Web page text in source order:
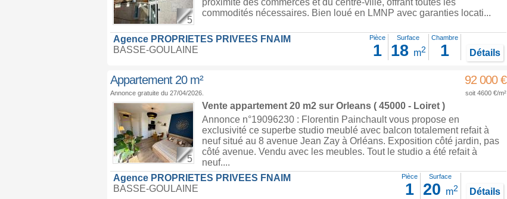
5
proximité des commerces et du centre-ville, offrant toutes les
commodités nécessaires. Bien loué en LMNP avec garanties locati...
Agence PROPRIETES PRIVEES FNAIM
BASSE-GOULAINE
Pièce
1
Surface
18 m2
Chambre
1 Détails
Appartement 20 m² 92 000 €
Annonce gratuite du 27/04/2026. soit 4600 €/m²
5
Vente appartement 20 m2 sur Orleans( 45000 - Loiret )
Annonce n°19096230 : Florentin Painchault vous propose en
exclusivité ce superbe studio meublé avec balcon totalement refait à
neuf situé au 8 avenue Jean Zay à Orléans. Exposition côté jardin, pas
côté avenue. Vendu avec les meubles. Tout le studio a été refait à
neuf....
Agence PROPRIETES PRIVEES FNAIM
BASSE-GOULAINE
Pièce
1
Surface
20 m2 Détails